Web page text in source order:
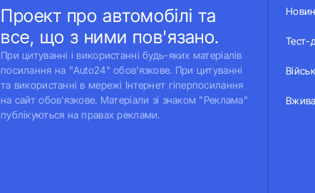
Проект про автомобілі та
все, що з ними пов'язано.
При цитуванні і використанні будь-яких матеріалів
посилання на "Auto24" обов'язкове. При цитуванні
та використанні в мережі Інтернет гіперпосилання
на сайт обов'язкове. Матеріали зі знаком "Реклама"
публікуються на правах реклами.
Тест-